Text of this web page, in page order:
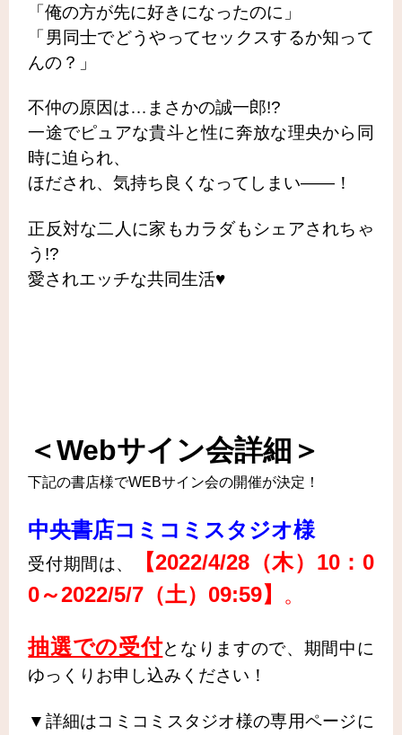
「俺の方が先に好きになったのに」
「男同士でどうやってセックスするか知って
んの？」
不仲の原因は…まさかの誠一郎!?
一途でピュアな貴斗と性に奔放な理央から同
時に迫られ、
ほだされ、気持ち良くなってしまい――！
正反対な二人に家もカラダもシェアされちゃ
う!?
愛されエッチな共同生活♥︎
＜Webサイン会詳細＞
下記の書店様でWEBサイン会の開催が決定！
中央書店コミコミスタジオ様
受付期間は、 【2022/4/28（木）10：0
0～2022/5/7（土）09:59】 。
抽選での受付となりますので、期間中に
ゆっくりお申し込みください！
▼詳細はコミコミスタジオ様の専用ページに